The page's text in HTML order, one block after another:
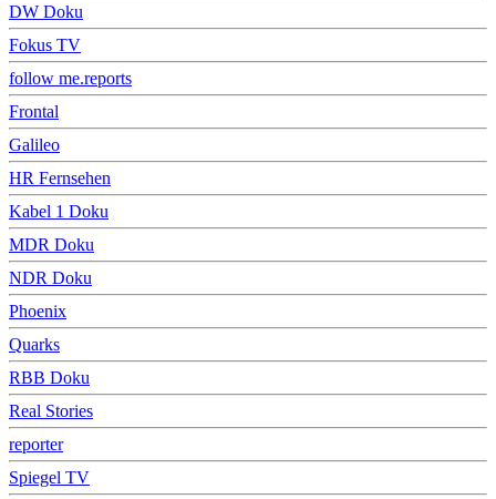
DW Doku
Fokus TV
follow me.reports
Frontal
Galileo
HR Fernsehen
Kabel 1 Doku
MDR Doku
NDR Doku
Phoenix
Quarks
RBB Doku
Real Stories
reporter
Spiegel TV